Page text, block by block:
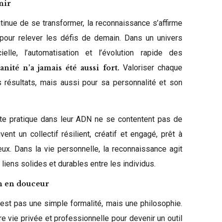
de se transformer, la reconnaissance s’affirme
relever les défis de demain. Dans un univers
l’automatisation et l’évolution rapide des
n’a jamais été aussi fort. Valoriser chaque
résultats, mais aussi pour sa personnalité et son
pratique dans leur ADN ne se contentent pas de
un collectif résilient, créatif et engagé, prêt à
Dans la vie personnelle, la reconnaissance agit
solides et durables entre les individus.
en douceur
pas une simple formalité, mais une philosophie.
vie privée et professionnelle pour devenir un outil